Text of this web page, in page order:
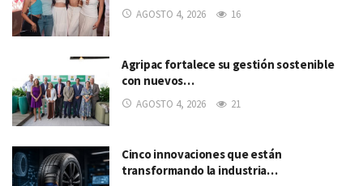
AGOSTO 4, 2026 16
Agripac fortalece su gestión sostenible
con nuevos…
AGOSTO 4, 2026 21
Cinco innovaciones que están
transformando la industria…